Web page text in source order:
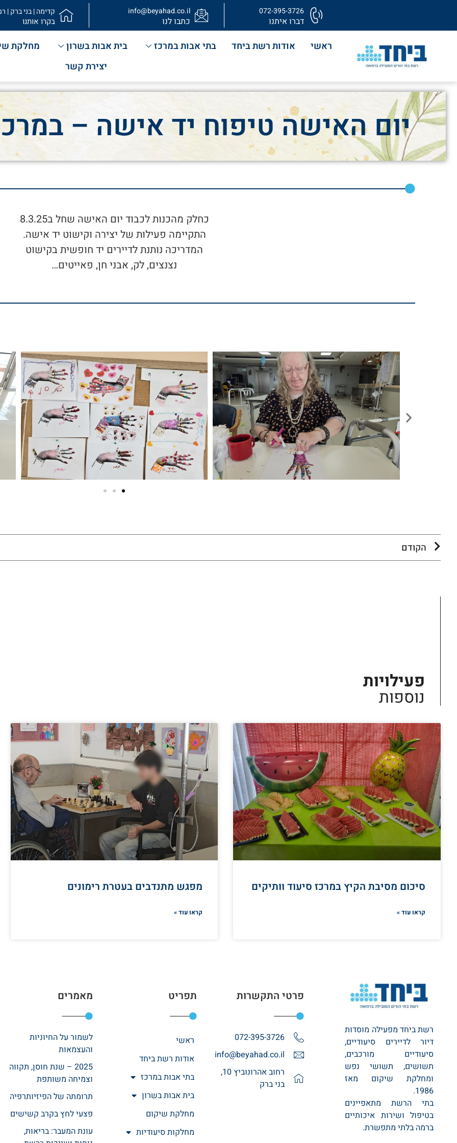
072-395-3726
דברו איתנו
info@beyahad.co.il
כתבו לנו
קדימה | בני ברק |
בקרו אותנו
ראשי אודות רשת ביחד בתי אבות במרכז בית אבות בשרון
מחלקת
יצירת קשר
יום האישה טיפוח יד אישה –
כחלק מהכנות לכבוד יום האישה שחל ב8.3.25
התקיימה פעילות של יצירה וקישוט יד אישה.
המדריכה נותנת לדיירים יד חופשית בקישוט
נצנצים, לק, אבני חן, פאייטים…
הקודם
פעילויות
נוספות
סיכום מסיבת הקיץ במרכז סיעוד וותיקים
קראו עוד »
מפגש מתנדבים בעטרת רימונים
קראו עוד »
רשת ביחד מפעילה מוסדות
דיור לדיירים סיעודיים,
סיעודיים מורכבים,
תשושים, תשושי נפש
ומחלקת שיקום מאז
1986.
בתי הרשת מתאפיינים
בטיפול ושירות איכותיים
ברמה בלתי מתפשרת.
פרטי התקשרות
072-395-3726
info@beyahad.co.il
רחוב אהרונוביץ 10,
בני ברק
תפריט
ראשי
אודות רשת ביחד
בתי אבות במרכז
בית אבות בשרון
מחלקת שיקום
מחלקות סיעודיות
מאמרים
לשמור על החיוניות
והעצמאות
2025 – שנת חוסן, תקווה
וצמיחה משותפת
תרומתה של הפיזיותרפיה
פצעי לחץ בקרב קשישים
עונת המעבר: בריאות,